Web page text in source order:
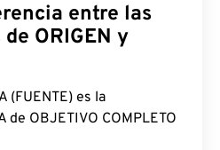
entre las
ORIGEN y
(FUENTE) es la
de OBJETIVO COMPLETO